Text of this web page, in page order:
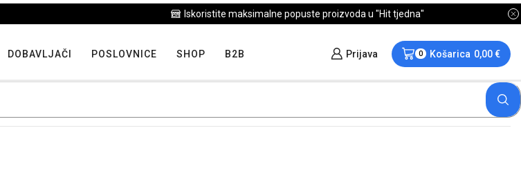
popuste proizvoda u "Hit tjedna"
DOBAVLJAČI POSLOVNICE SHOP B2B Prijava 0 Košarica 0,00€